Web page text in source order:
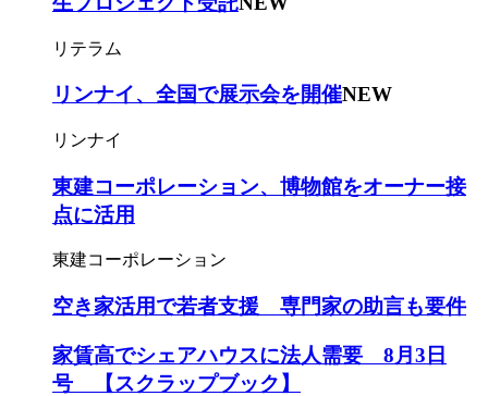
リテラム
リンナイ、全国で展示会を開催NEW
リンナイ
東建コーポレーション、博物館をオーナー接
点に活用
東建コーポレーション
空き家活用で若者支援 専門家の助言も要件
家賃高でシェアハウスに法人需要 8月3日
号 【スクラップブック】